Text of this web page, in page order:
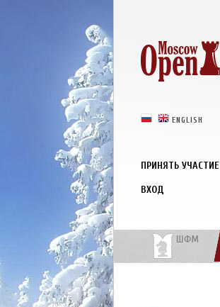
РУССКИЙENGLISH
ПРИНЯТЬ УЧАСТИЕ
ВХОД